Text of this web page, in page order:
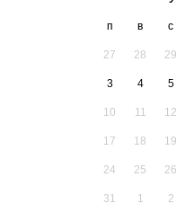
п в с
27 28 29
3 4 5
10 11 12
17 18 19
24 25 26
31 1 2